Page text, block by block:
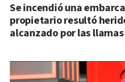
Se incendió una
propietario resultó
alcanzado por las llamas